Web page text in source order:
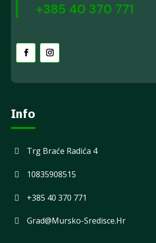
+385 40 370 771
Info
Trg Braće Radića 4
10835908515
+385 40 370 771
Grad@mursko-Sredisce.hr